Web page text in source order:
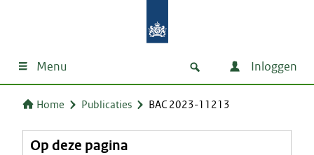
Menu Inloggen
Home Publicaties BAC 2023-11213
Op deze pagina